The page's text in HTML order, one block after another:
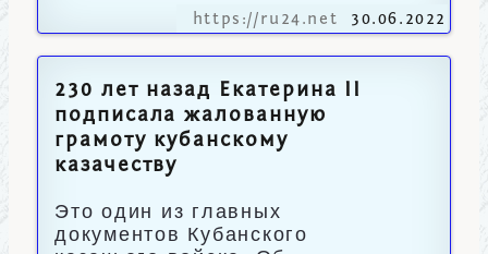
https://ru24.net 30.06.2022
230 лет назад Екатерина II
подписала жалованную
грамоту кубанскому
казачеству
Это один из главных
документов Кубанского